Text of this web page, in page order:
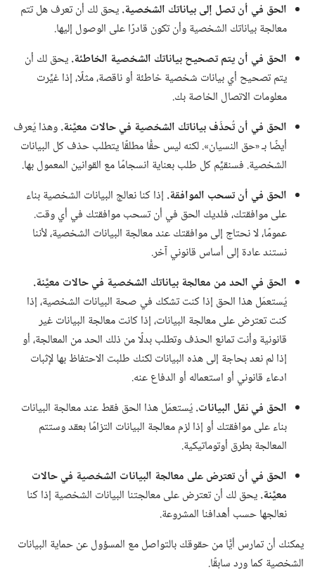
الحق في أن تصل إلى بياناتك الشخصية.‏يحق لك أن تعرف هل تتم
معالجة بياناتك الشخصية وأن تكون قادرًا على الوصول إليها.‏
الحق في أن يتم تصحيح بياناتك الشخصية الخاطئة.‏يحق لك أن
يتم تصحيح أي بيانات شخصية خاطئة أو ناقصة،‏ مثلًا،‏ إذا غيِّرت
معلومات الاتصال الخاصة بك.‏
الحق في أن تُحذَف بياناتك الشخصية في حالات معيَّنة.‏وهذا يُعرف
أيضًا بـ‍ «حق النسيان».‏ لكنه ليس حقًّا مطلقًا يتطلب حذف كل البيانات
الشخصية.‏ فسنقيِّم كل طلب بعناية انسجامًا مع القوانين المعمول بها.‏
الحق في أن تسحب الموافقة.‏ إذا كنا نعالج البيانات الشخصية بناء
على موافقتك،‏ فلديك الحق في أن تسحب موافقتك في أي وقت.‏
عمومًا،‏ لا نحتاج إلى موافقتك عند معالجة البيانات الشخصية،‏ لأننا
نستند عادة إلى أساس قانوني آخر.‏
الحق في الحد من معالجة بياناتك الشخصية في حالات معيَّنة.‏
يُستعمَل هذا الحق إذا كنت تشكك في صحة البيانات الشخصية،‏ إذا
كنت تعترض على معالجة البيانات،‏ إذا كانت معالجة البيانات غير
قانونية وأنت تمانع الحذف وتطلب بدلًا من ذلك الحد من المعالجة،‏ أو
إذا لم نعد بحاجة إلى هذه البيانات لكنك طلبت الاحتفاظ بها لإثبات
ادعاء قانوني أو استعماله أو الدفاع عنه.‏
الحق في نقل البيانات.‏يُستعمَل هذا الحق فقط عند معالجة البيانات
بناء على موافقتك أو إذا لزم معالجة البيانات التزامًا بعقد وستتم
المعالجة بطرق أوتوماتيكية.‏
الحق في أن تعترض على معالجة البيانات الشخصية في حالات
معيَّنة.‏يحق لك أن تعترض على معالجتنا البيانات الشخصية إذا كنا
نعالجها حسب أهدافنا المشروعة.‏
يمكنك أن تمارس أيًّا من حقوقك بالتواصل مع المسؤول عن حماية البيانات
الشخصية كما ورد سابقًا.‏